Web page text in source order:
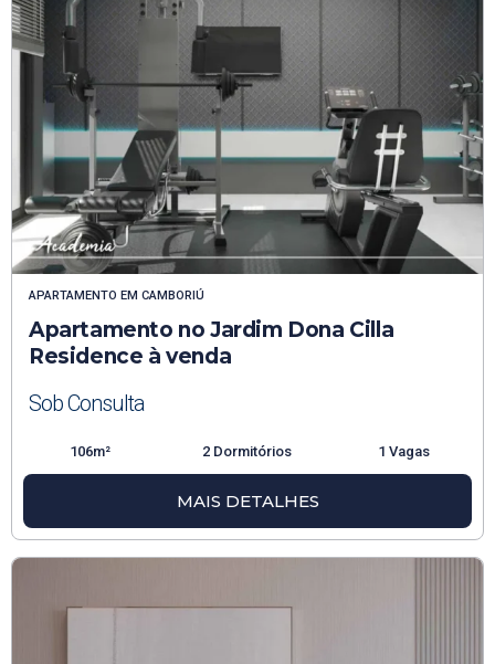
APARTAMENTO EM CAMBORIÚ
Apartamento no Jardim Dona Cilla
Residence à venda
Sob Consulta
106m² 2 Dormitórios 1 Vagas
MAIS DETALHES